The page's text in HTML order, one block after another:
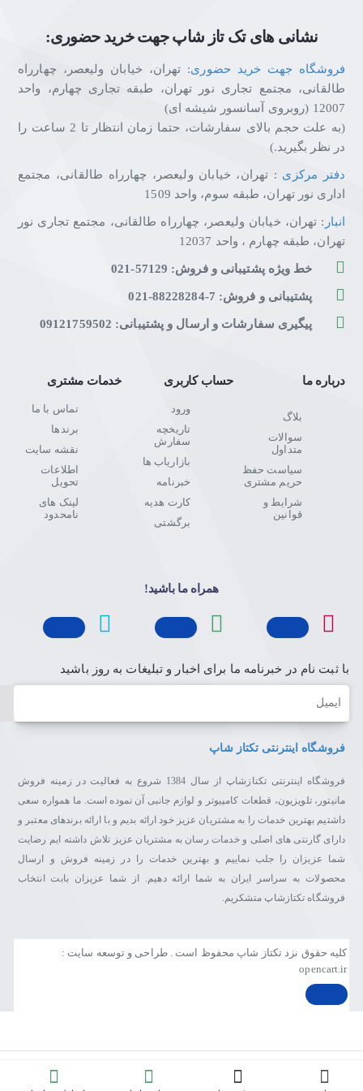
نشانی های تک تاز شاپ جهت خرید حضوری:
فروشگاه جهت خرید حضوری: تهران، خیابان ولیعصر، چهارراه
طالقانی، مجتمع تجاری نور تهران، طبقه تجاری چهارم، واحد
12007 (روبروی آسانسور شیشه ای)
(به علت حجم بالای سفارشات، حتما زمان انتظار تا 2 ساعت را
در نظر بگیرید.)
دفتر مرکزی : تهران، خیابان ولیعصر، چهارراه طالقانی، مجتمع
اداری نور تهران، طبقه سوم، واحد 1509
انبار : تهران، خیابان ولیعصر، چهارراه طالقانی، مجتمع تجاری نور
تهران، طبقه چهارم ، واحد 12037
خط ویژه پشتیبانی و فروش: 57129-021
پشتیبانی و فروش: 7-88228284-021
پیگیری سفارشات و ارسال و پشتیبانی: 09121759502
درباره ما
بلاگ
سوالات
متداول
سیاست حفظ
حریم مشتری
شرایط و
قوانین
حساب کاربری
ورود
تاریخچه
سفارش
بازاریاب ها
خبرنامه
کارت هدیه
برگشتی
خدمات مشتری
تماس با ما
برندها
نقشه سایت
اطلاعات
تحویل
لینک های
نامحدود
همراه ما باشید!
با ثبت نام در خبرنامه ما برای اخبار و تبلیغات به روز باشید
ایمیل
فروشگاه اینترنتی تکتاز شاپ
فروشگاه اینترنتی تکتازشاپ از سال 1384 شروع به فعالیت در زمینه فروش
مانیتور، تلویزیون، قطعات کامپیوتر و لوازم جانبی آن نموده است. ما همواره سعی
داشتیم بهترین خدمات را به مشتریان عزیز خود ارائه بدیم و با ارائه برندهای معتبر و
دارای گارنتی های اصلی و خدمات رسان به مشتریان عزیز تلاش داشته ایم رضایت
شما عزیزان را جلب نماییم و بهترین خدمات را در زمینه فروش و ارسال
محصولات به سراسر ایران به شما ارائه دهیم. از شما عزیزان بابت انتخاب
فروشگاه تکتازشاپ متشکریم.
کلیه حقوق نزد تکتاز شاپ محفوظ است . طراحی و توسعه سایت :
opencart.ir